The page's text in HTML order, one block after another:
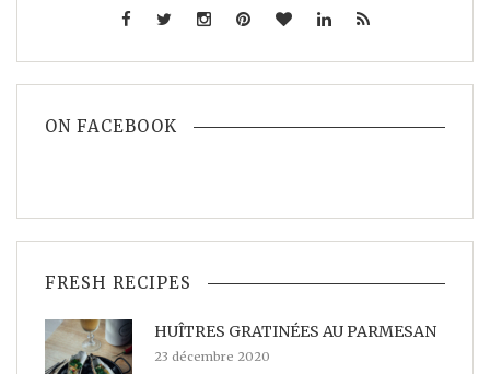
ON FACEBOOK
FRESH RECIPES
HUÎTRES GRATINÉES AU PARMESAN
23 décembre 2020